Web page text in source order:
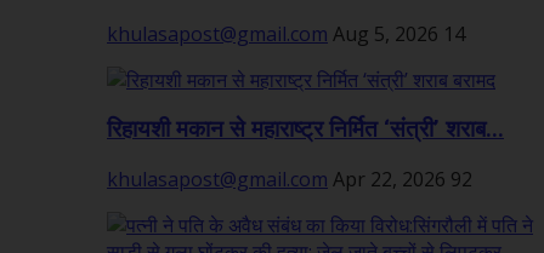
khulasapost@gmail.com Aug 5, 2026 14
रिहायशी मकान से महाराष्ट्र निर्मित ‘संत्री’ शराब...
khulasapost@gmail.com Apr 22, 2026 92